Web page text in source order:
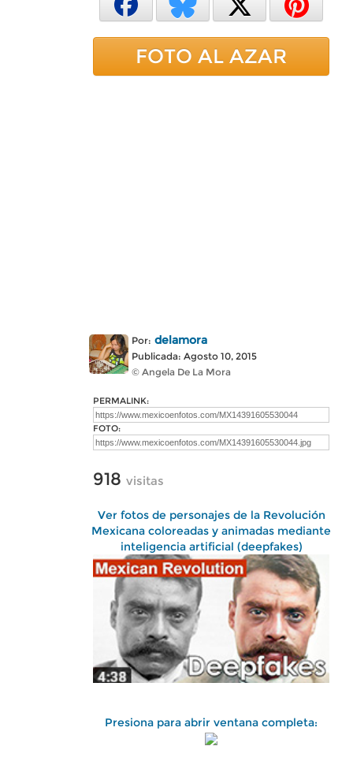
FOTO AL AZAR
Por: delamora
Publicada: Agosto 10, 2015
© Angela De La Mora
PERMALINK:
FOTO:
918 visitas
Ver fotos de personajes de la Revolución
Mexicana coloreadas y animadas mediante
inteligencia artificial (deepfakes)
Presiona para abrir ventana completa: